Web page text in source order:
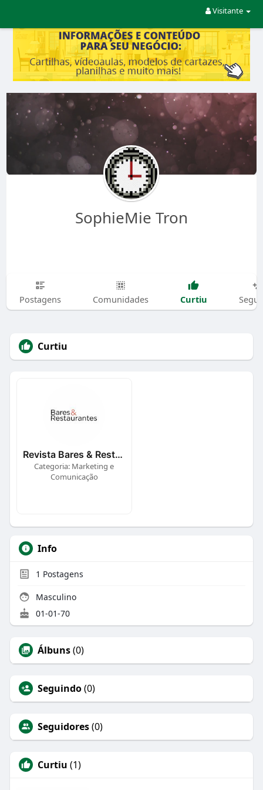
Visitante
SophieMie Tron
Postagens Comunidades Curtiu
Curtiu
Revista Bares & Restaurantes
Categoria: Marketing e
Comunicação
Info
1 Postagens
Masculino
01-01-70
Álbuns(0)
Seguindo(0)
Seguidores(0)
Curtiu (1)